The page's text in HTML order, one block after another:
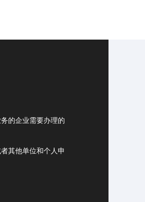
的企业需要办理的
其他单位和个人申